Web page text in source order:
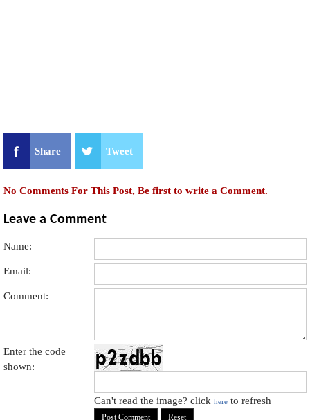
Share Tweet
No Comments For This Post, Be first to write a Comment.
Leave a Comment
Name:
Email:
Comment:
Enter the code
shown:
Can't read the image? clickhere to refresh